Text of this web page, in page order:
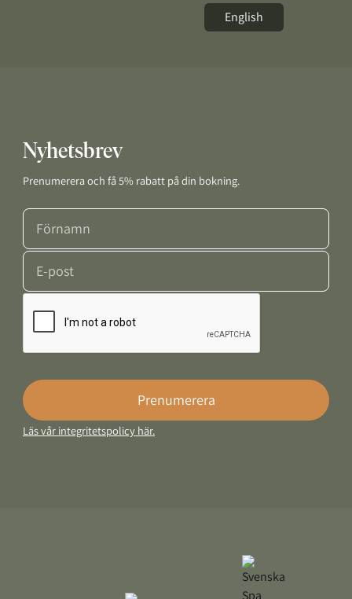
English
Nyhetsbrev
Prenumerera och få 5% rabatt på din bokning.
Förnamn
E-post
Prenumerera
Läs vår integritetspolicy här.